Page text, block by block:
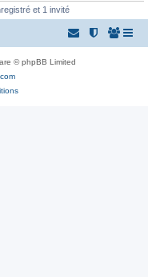
et 1 invité
© phpBB Limited